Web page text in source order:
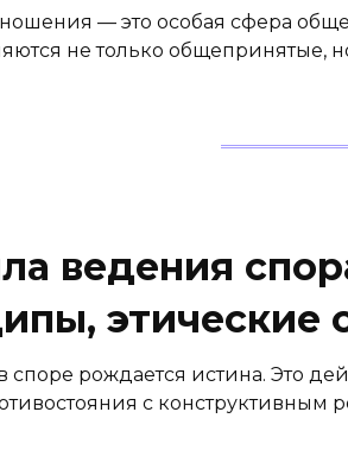
— это особая сфера
не только общепринятые,
ведения
этические
споре рождается истина. Это
с конструктивным